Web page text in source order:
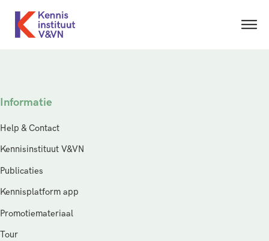
Informatie
Help & Contact
Kennisinstituut V&VN
Publicaties
Kennisplatform app
Promotiemateriaal
Tour